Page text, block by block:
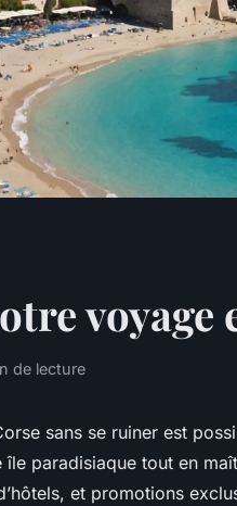
voyage
de lecture
sans se ruiner est
paradisiaque tout en
et promotions